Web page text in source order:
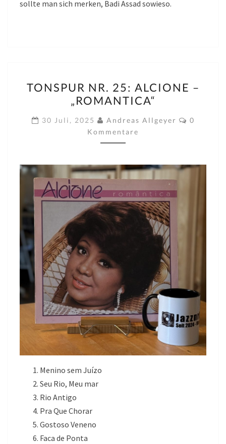
sollte man sich merken, Badi Assad sowieso.
NR.
25:
ALCIONE
–
„ROMANTICA“
TONSPUR NR. 25: ALCIONE –
„ROMANTICA“
30 Juli, 2025 Andreas Allgeyer
0
Kommentare
Menino sem Juízo
Seu Rio, Meu mar
Rio Antigo
Pra Que Chorar
Gostoso Veneno
Faca de Ponta